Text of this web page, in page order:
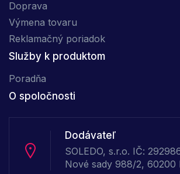
Doprava
Výmena tovaru
Reklamačný poriadok
Služby k produktom
Poradňa
O spoločnosti
Dodávateľ
SOLEDO, s.r.o. IČ:
Nové sady 988/2, 60200